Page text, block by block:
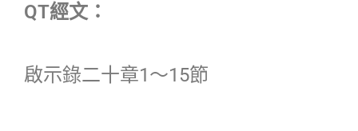
QT經文：
啟示錄二十章1〜15節